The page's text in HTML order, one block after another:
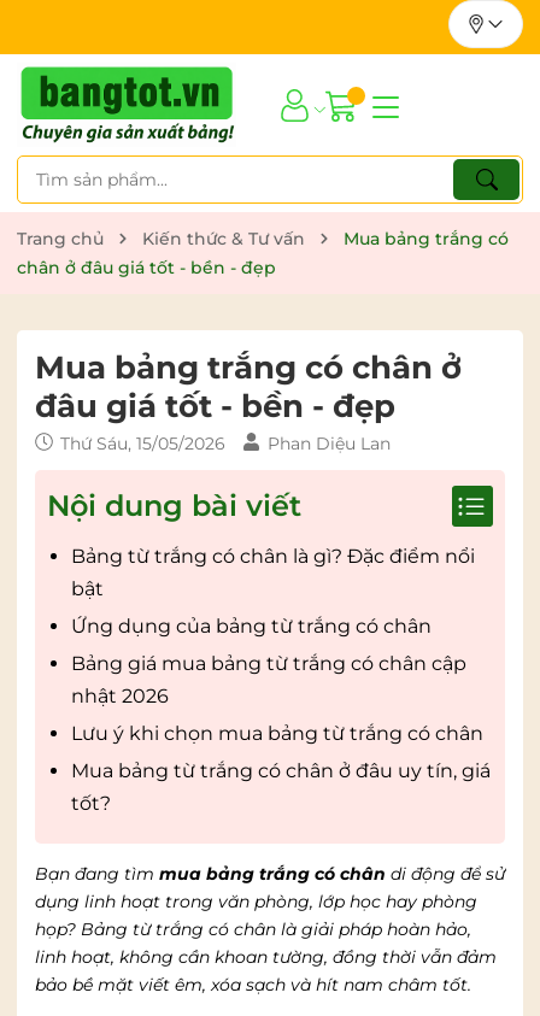
Trang chủ Kiến thức & Tư vấn
Mua bảng trắng có
chân ở đâu giá tốt - bền - đẹp
Mua bảng trắng có chân ở
đâu giá tốt - bền - đẹp
Thứ Sáu, 15/05/2026 Phan Diệu Lan
Nội dung bài viết
Bảng từ trắng có chân là gì? Đặc điểm nổi
bật
Ứng dụng của bảng từ trắng có chân
Bảng giá mua bảng từ trắng có chân cập
nhật 2026
Lưu ý khi chọn mua bảng từ trắng có chân
Mua bảng từ trắng có chân ở đâu uy tín, giá
tốt?
Bạn đang tìm mua bảng trắng có chân di động để sử
dụng linh hoạt trong văn phòng, lớp học hay phòng
họp? Bảng từ trắng có chân là giải pháp hoàn hảo,
linh hoạt, không cần khoan tường, đồng thời vẫn đảm
bảo bề mặt viết êm, xóa sạch và hít nam châm tốt.